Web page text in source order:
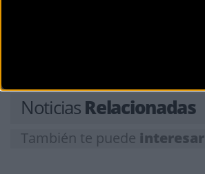
NoticiasRelacionadas
También te puede interesar